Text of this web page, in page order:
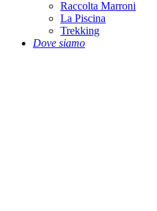
Raccolta Marroni
La Piscina
Trekking
Dove siamo